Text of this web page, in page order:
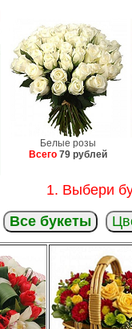
Белые розы
Всего 79 рублей
1. Выбери
Все букеты